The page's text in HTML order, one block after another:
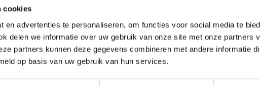
cookies
en advertenties te personaliseren, om functies voor social media te
delen we informatie over uw gebruik van onze site met onze partners
partners kunnen deze gegevens combineren met andere informatie
op basis van uw gebruik van hun services.
Kraangat
Uitloop
Aansluiting